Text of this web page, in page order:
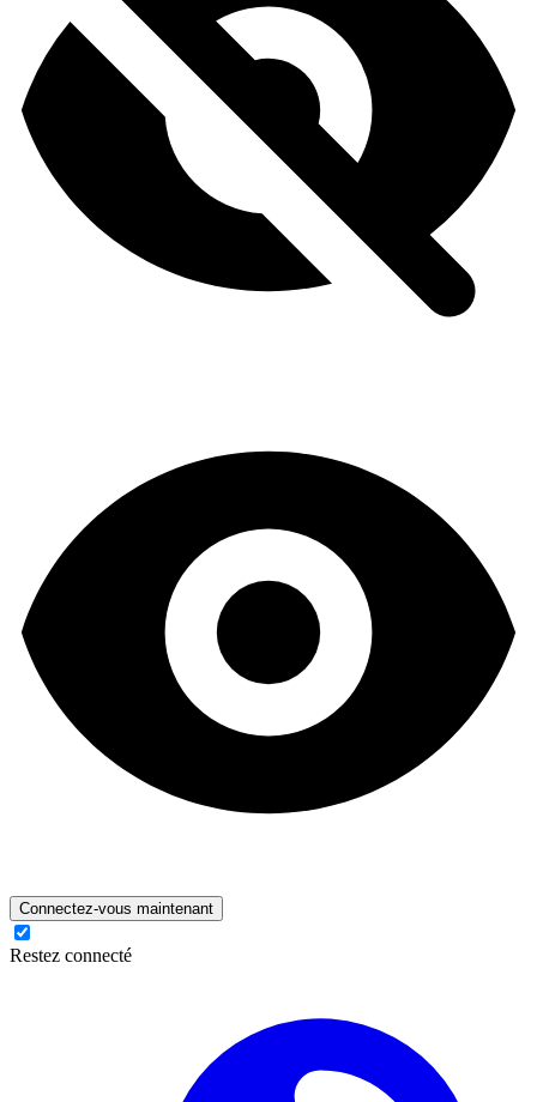
Connectez-vous maintenant
Restez connecté